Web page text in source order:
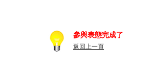
參與表態完成了
返回上一頁